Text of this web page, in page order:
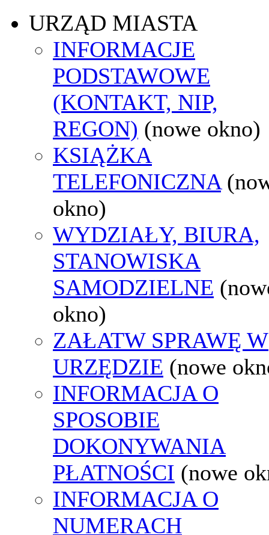
URZĄD MIASTA
INFORMACJE
PODSTAWOWE
(KONTAKT, NIP,
REGON) (nowe okno)
KSIĄŻKA
TELEFONICZNA
okno)
WYDZIAŁY, BIURA,
STANOWISKA
SAMODZIELNE
okno)
ZAŁATW SPRAWĘ W
URZĘDZIE (nowe
INFORMACJA O
SPOSOBIE
DOKONYWANIA
PŁATNOŚCI (nowe
INFORMACJA O
NUMERACH